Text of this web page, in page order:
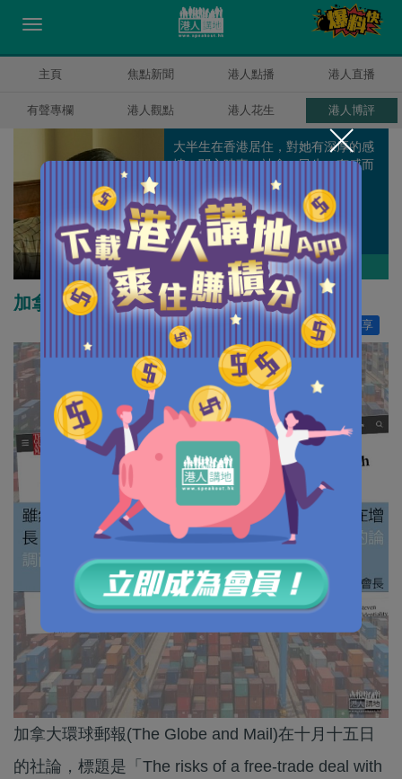
主頁 焦點新聞 港人點播 港人直播
有聲專欄 港人觀點 港人花生 港人博評
黃啟樟
大半生在香港居住，對她有深厚的感
情；關心時事、社會、民生，有感而
作者其他博評
加拿大媒體充滿反華言論
分享
98
加拿大環球郵報(The Globe and Mail)在十月十五日
的社論，標題是「The risks of a free-trade deal with